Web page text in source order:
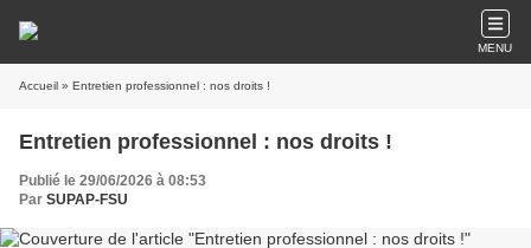
MENU
Accueil » Entretien professionnel : nos droits !
Entretien professionnel : nos droits !
Publié le 29/06/2026 à 08:53
Par SUPAP-FSU